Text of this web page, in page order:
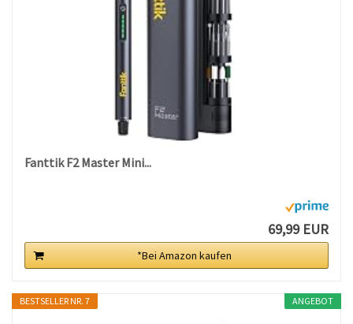
Fanttik F2 Master Mini...
69,99 EUR
*Bei Amazon kaufen
ANGEBOT
BESTSELLER NR. 7